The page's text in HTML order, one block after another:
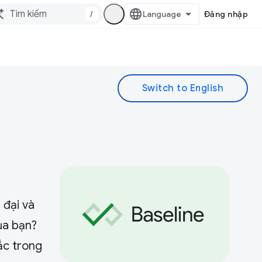
/ Đăng nhập
và
bạn?
trong